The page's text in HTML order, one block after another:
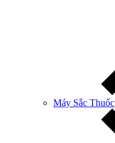
Máy Sắc Thuốc